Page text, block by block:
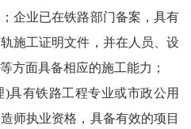
企业已在铁路部门备案，具有
施工证明文件，并在人员、设
方面具备相应的施工能力；
具有铁路工程专业或市政公用
师执业资格，具备有效的项目